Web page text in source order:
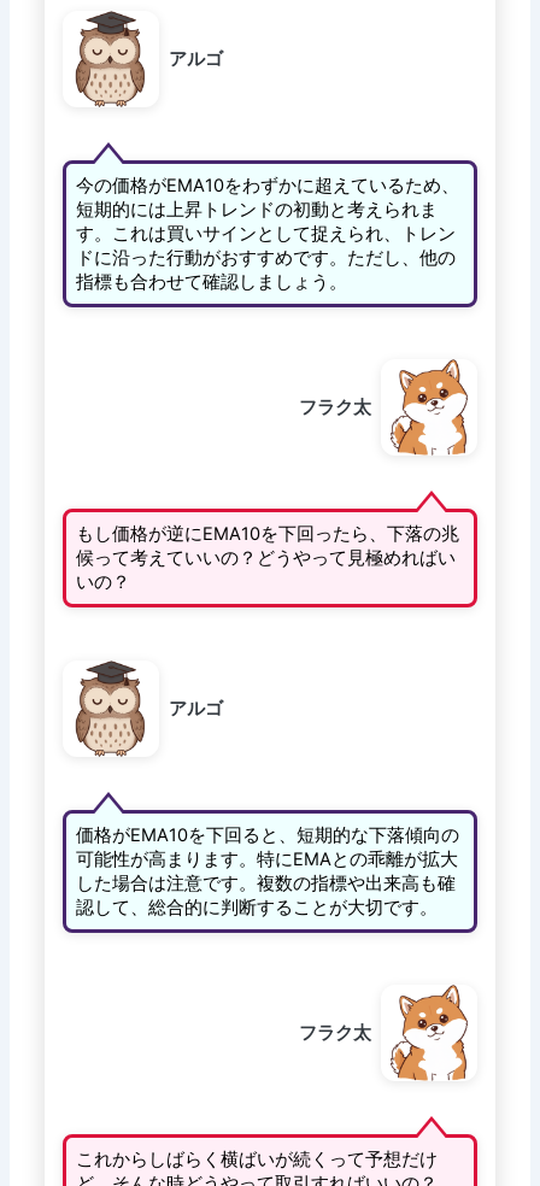
アルゴ
今の価格がEMA10をわずかに超えているため、
短期的には上昇トレンドの初動と考えられま
す。これは買いサインとして捉えられ、トレン
ドに沿った行動がおすすめです。ただし、他の
指標も合わせて確認しましょう。
フラク太
もし価格が逆にEMA10を下回ったら、下落の兆
候って考えていいの？どうやって見極めればい
いの？
アルゴ
価格がEMA10を下回ると、短期的な下落傾向の
可能性が高まります。特にEMAとの乖離が拡大
した場合は注意です。複数の指標や出来高も確
認して、総合的に判断することが大切です。
フラク太
これからしばらく横ばいが続くって予想だけ